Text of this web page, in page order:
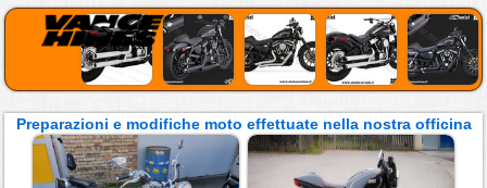
Preparazioni e modifiche moto effettuate nella nostra officina